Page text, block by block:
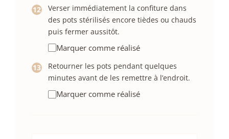
Verser immédiatement la confiture dans
des pots stérilisés encore tièdes ou chauds
puis fermer aussitôt.
Marquer comme réalisé
Retourner les pots pendant quelques
minutes avant de les remettre à l’endroit.
Marquer comme réalisé